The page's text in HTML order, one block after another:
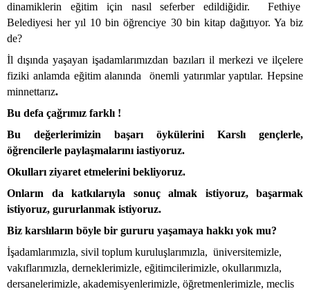
dinamiklerin eğitim için nasıl seferber edildiğidir.
Fethiye
Belediyesi her yıl 10 bin öğrenciye 30 bin kitap dağıtıyor. Ya biz
de?
İl dışında yaşayan işadamlarımızdan bazıları il merkezi ve ilçelere
fiziki anlamda eğitim alanında
önemli yatırımlar yaptılar. Hepsine
minnettarız.
Bu defa çağrımız farklı !
Bu değerlerimizin başarı öykülerini Karslı gençlerle,
öğrencilerle paylaşmalarını iastiyoruz.
Okulları ziyaret etmelerini bekliyoruz.
Onların da katkılarıyla sonuç almak istiyoruz, başarmak
istiyoruz, gururlanmak istiyoruz.
Biz karslıların böyle bir gururu yaşamaya hakkı yok mu?
İşadamlarımızla, sivil toplum kuruluşlarımızla, üniversitemizle,
vakıflarımızla, derneklerimizle, eğitimcilerimizle, okullarımızla,
dersanelerimizle, akademisyenlerimizle, öğretmenlerimizle, meclis